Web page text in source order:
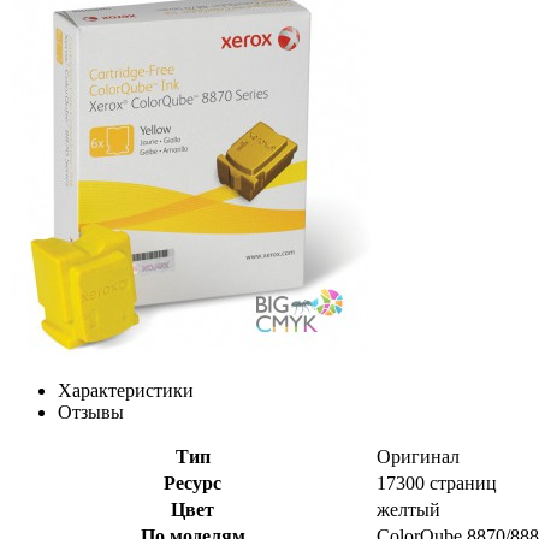
Характеристики
Отзывы
Тип
Оригинал
Ресурс
17300 страниц
Цвет
желтый